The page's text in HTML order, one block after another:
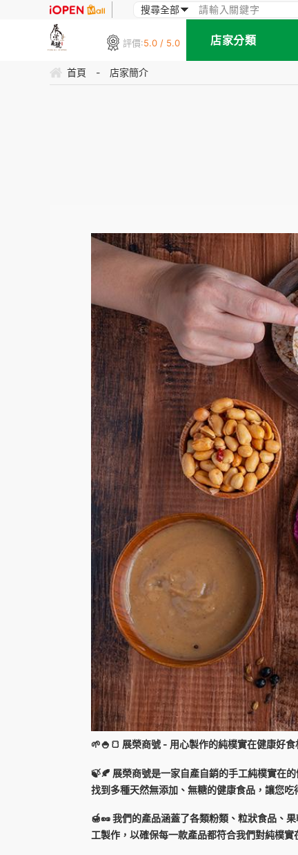
評價:5.0 / 5.0 店家分類
首頁 - 店家簡介
🌱🍚🍞 展榮商號 - 用心製作的純樸實在健康好食
🍃🍂 展榮商號是一家自產自銷的手工純樸實在
找到多種天然無添加、無糖的健康食品，讓您
🍯🥜 我們的產品涵蓋了各類粉類、粒狀食品、
工製作，以確保每一款產品都符合我們對純樸實